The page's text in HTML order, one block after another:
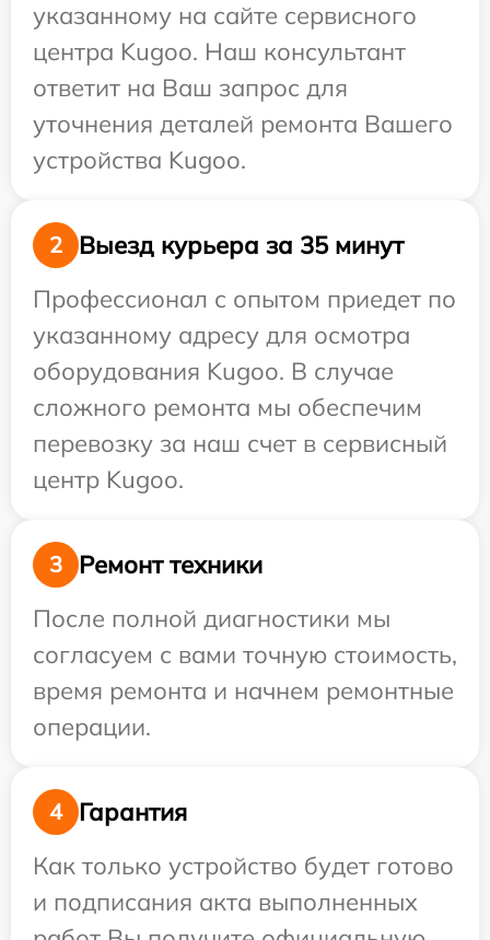
указанному на сайте сервисного
центра Kugoo. Наш консультант
ответит на Ваш запрос для
уточнения деталей ремонта Вашего
устройства Kugoo.
2
Выезд курьера за 35 минут
Профессионал с опытом приедет по
указанному адресу для осмотра
оборудования Kugoo. В случае
сложного ремонта мы обеспечим
перевозку за наш счет в сервисный
центр Kugoo.
3
Ремонт техники
После полной диагностики мы
согласуем с вами точную стоимость,
время ремонта и начнем ремонтные
операции.
4
Гарантия
Как только устройство будет готово
и подписания акта выполненных